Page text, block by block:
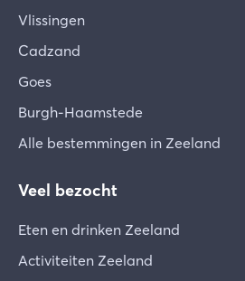
Dorpje Emmadorp
de dijk. Daarachter ligt Het
Saefthinge. Je kunt
kiezen in het
je het gezellig caféetje Het
Gastvrouwen Gina en Sofie
Het is niet toegestaan
gebouw mee te nemen buiten
Vlissingen
Cadzand
Goes
Burgh-Haamstede
Alle bestemmingen in Zeeland
Veel bezocht
Eten en drinken Zeeland
Activiteiten Zeeland